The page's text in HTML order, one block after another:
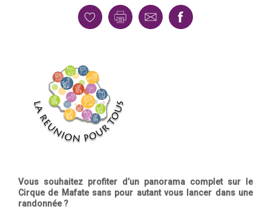
Vous souhaitez profiter d’un panorama complet sur le
Cirque de Mafate sans pour autant vous lancer dans une
randonnée ?